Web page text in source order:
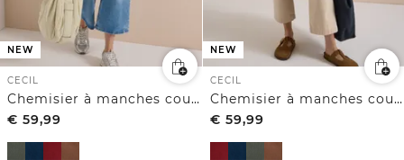
NEW
CECIL
Chemisier à manches courtes uni
€ 59,99
NEW
CECIL
Chemisier à manches courtes uni
€ 59,99